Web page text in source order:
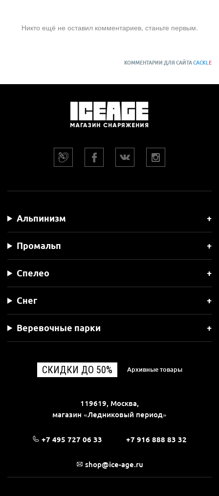
Никто ещё не оставил комментариев, станьте первым.
КОММЕНТАРИИ ДЛЯ САЙТАCACKLE
Альпинизм
Промальп
Спелео
Снег
Веревочные парки
СКИДКИ ДО 50% Архивные товары
119619, Москва,
магазин «Ледниковый период»
+7 495 727 06 33 +7 916 888 83 32
shop@ice-age.ru